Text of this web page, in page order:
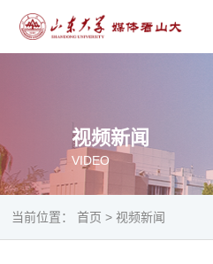
视频新闻
VIDEO
当前位置：首页 > 视频新闻